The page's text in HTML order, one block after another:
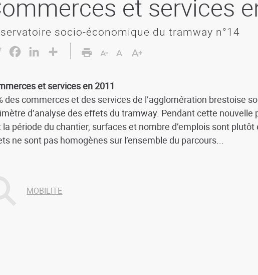
et services
socio-économique du tramway n°14
Twitter FacebookLinkedIn
et services en 2011
des commerces et des services de l’agglomération brestoise
d’analyse des effets du tramway. Pendant cette nouvelle
la période du chantier, surfaces et nombre d’emplois sont
ne sont pas homogènes sur l’ensemble du parcours...
MOBILITE